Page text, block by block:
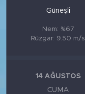
Güneşli
Nem: %67
Rüzgar: 9.50 m/s
14 AĞUSTOS
CUMA